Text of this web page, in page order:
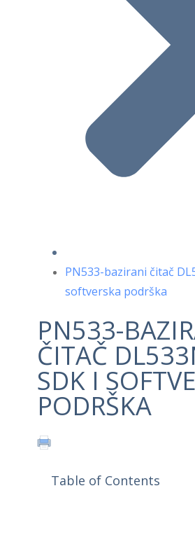
PN533-bazirani čitač
softverska podrška
PN533-
ČITAČ
SDK I
PODRŠKA
Table of Contents